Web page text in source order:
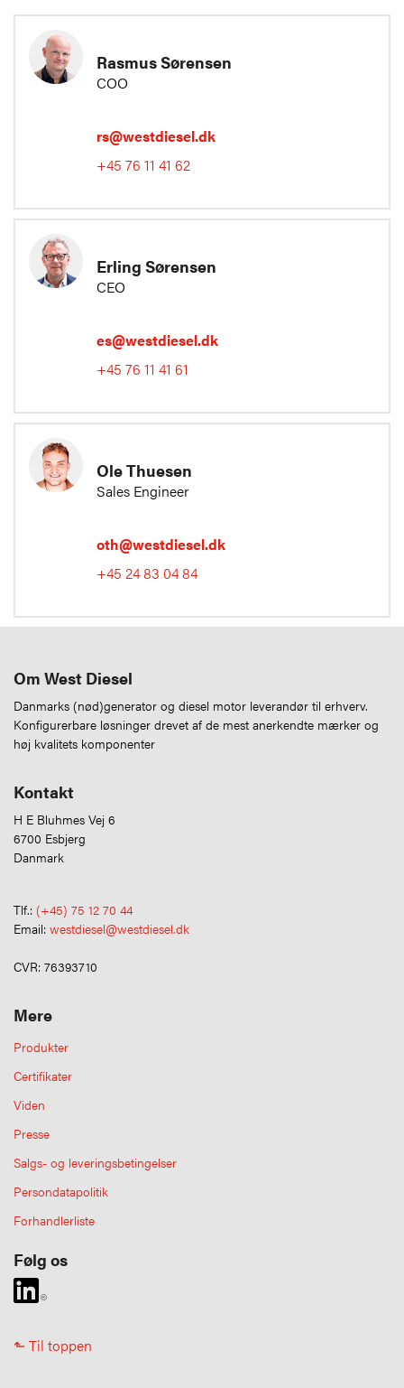
Rasmus Sørensen
COO
rs@westdiesel.dk
+45 76 11 41 62
Erling Sørensen
CEO
es@westdiesel.dk
+45 76 11 41 61
Ole Thuesen
Sales Engineer
oth@westdiesel.dk
+45 24 83 04 84
Om West Diesel
Danmarks (nød)generator og diesel motor leverandør til erhverv.
Konfigurerbare løsninger drevet af de mest anerkendte mærker og
høj kvalitets komponenter
Kontakt
H E Bluhmes Vej 6
6700 Esbjerg
Danmark
Tlf.: (+45) 75 12 70 44
Email: westdiesel@westdiesel.dk
CVR: 76393710
Mere
Produkter
Certifikater
Viden
Presse
Salgs- og leveringsbetingelser
Persondatapolitik
Forhandlerliste
Følg os
⬑ Til toppen